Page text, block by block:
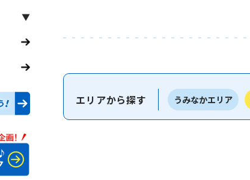
エリアから探す うみなかエリア